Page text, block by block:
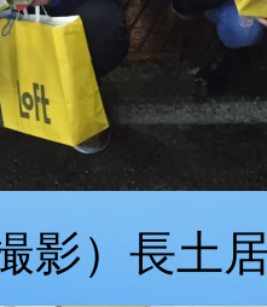
撮影）長